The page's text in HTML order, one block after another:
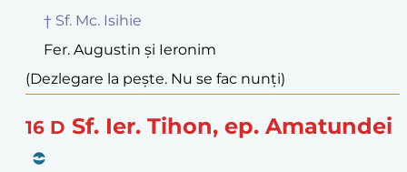
† Sf. Mc. Isihie
Fer. Augustin și Ieronim
(Dezlegare la pește. Nu se fac nunți)
16 D Sf. Ier. Tihon, ep. Amatundei